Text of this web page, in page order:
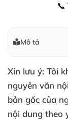
Mô tả
Xin lưu ý: Tôi
nguyên văn
bản gốc của
nội dung theo